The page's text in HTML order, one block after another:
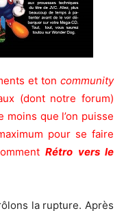
et ton community
(dont notre forum)
que l’on puisse
pour se faire
Rétro vers le
la rupture. Après